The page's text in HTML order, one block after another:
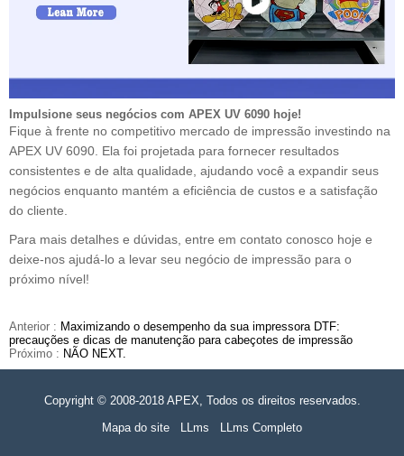
Impulsione seus negócios com APEX UV 6090 hoje!
Fique à frente no competitivo mercado de impressão investindo na
APEX UV 6090. Ela foi projetada para fornecer resultados
consistentes e de alta qualidade, ajudando você a expandir seus
negócios enquanto mantém a eficiência de custos e a satisfação
do cliente.
Para mais detalhes e dúvidas, entre em contato conosco hoje e
deixe-nos ajudá-lo a levar seu negócio de impressão para o
próximo nível!
Anterior : Maximizando o desempenho da sua impressora DTF:
precauções e dicas de manutenção para cabeçotes de impressão
Próximo : NÃO NEXT.
Copyright © 2008-2018 APEX, Todos os direitos reservados.
Mapa do site
LLms LLms Completo